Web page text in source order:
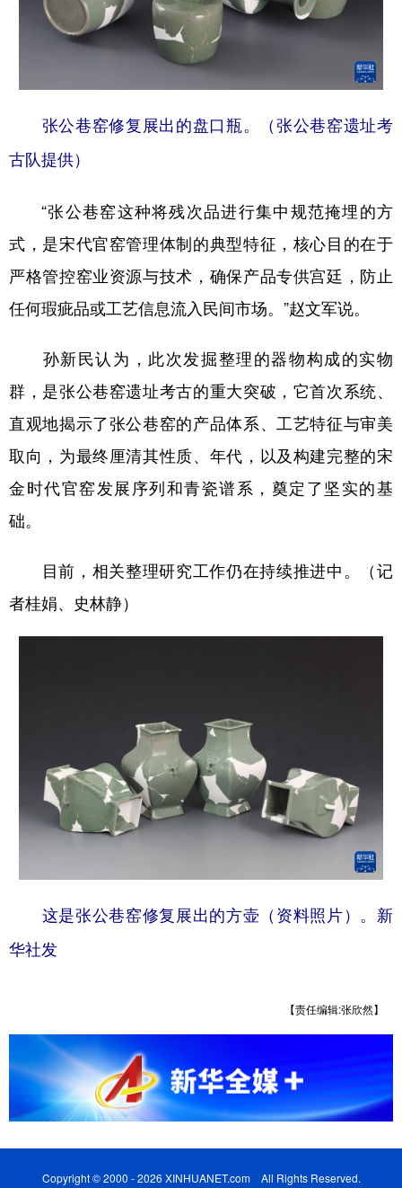
张公巷窑修复展出的盘口瓶。（张公巷窑遗址考
古队提供）
“张公巷窑这种将残次品进行集中规范掩埋的方
式，是宋代官窑管理体制的典型特征，核心目的在于
严格管控窑业资源与技术，确保产品专供宫廷，防止
任何瑕疵品或工艺信息流入民间市场。”赵文军说。
孙新民认为，此次发掘整理的器物构成的实物
群，是张公巷窑遗址考古的重大突破，它首次系统、
直观地揭示了张公巷窑的产品体系、工艺特征与审美
取向，为最终厘清其性质、年代，以及构建完整的宋
金时代官窑发展序列和青瓷谱系，奠定了坚实的基
础。
目前，相关整理研究工作仍在持续推进中。（记
者桂娟、史林静）
这是张公巷窑修复展出的方壶（资料照片）。新
华社发
【责任编辑:张欣然】
Copyright © 2000 - 2026 XINHUANET.com All Rights Reserved.